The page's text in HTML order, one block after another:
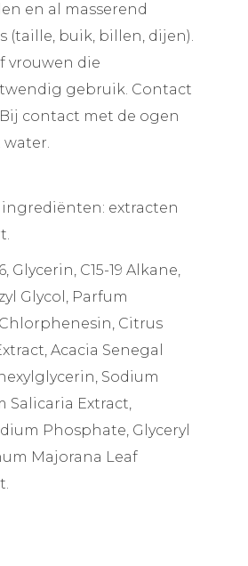
en al masserend
(taille, buik, billen, dijen).
vrouwen die
gebruik. Contact
contact met de ogen
extracten
C15-19 Alkane,
Glycol, Parfum
Citrus
Acacia Senegal
Sodium
Salicaria Extract,
Phosphate, Glyceryl
Majorana Leaf